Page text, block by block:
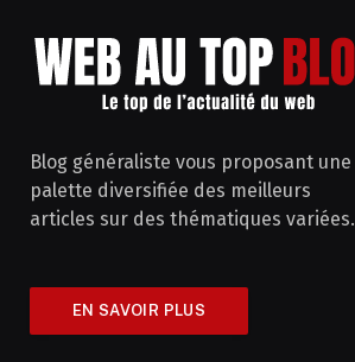
Blog généraliste vous proposant une
palette diversifiée des meilleurs
articles sur des thématiques variées.
EN SAVOIR PLUS